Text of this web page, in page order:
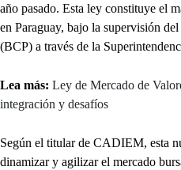
año pasado. Esta ley constituye el
en Paraguay, bajo la supervisión
(BCP) a través de la
Lea más: Ley de Mercado de
integración y desafíos
Según el titular de CADIEM, esta
dinamizar y agilizar el mercado